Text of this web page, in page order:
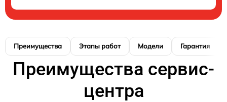
Преимущества Этапы работ Модели Гарантия
Преимущества сервис-
центра